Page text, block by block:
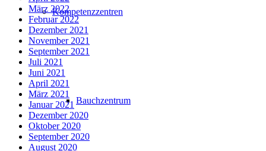
Kompetenzzentren
Bauchzentrum
März 2022
Februar 2022
Dezember 2021
November 2021
September 2021
Juli 2021
Juni 2021
April 2021
März 2021
Januar 2021
Dezember 2020
Oktober 2020
September 2020
August 2020